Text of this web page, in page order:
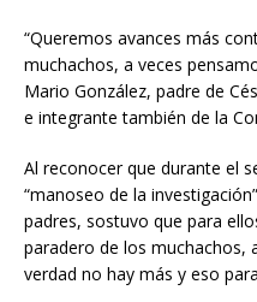
“Queremos avances más
muchachos, a veces
Mario González, padre de
e integrante también de la
Al reconocer que durante el
“manoseo de la
padres, sostuvo que para
paradero de los muchachos,
verdad no hay más y eso